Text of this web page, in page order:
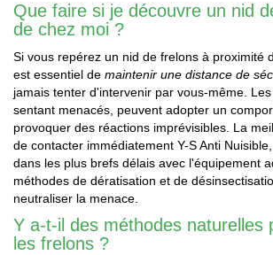
Que faire si je découvre un nid
de chez moi ?
Si vous repérez un nid de frelons à proximité
est essentiel de maintenir une distance de
jamais tenter d'intervenir par vous-même.
sentant menacés, peuvent adopter un
provoquer des réactions imprévisibles. La
de contacter immédiatement Y-S Anti
dans les plus brefs délais avec l'équipement
méthodes de dératisation et de
neutraliser la menace.
Y a-t-il des méthodes naturelles
les frelons ?